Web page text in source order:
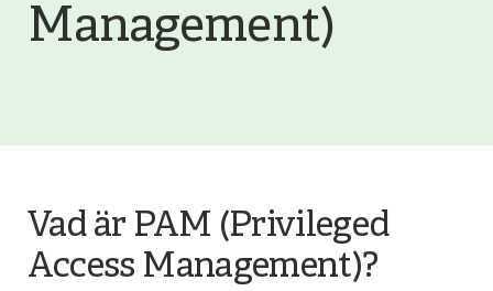
Management)
Vad är PAM (Privileged
Access Management)?